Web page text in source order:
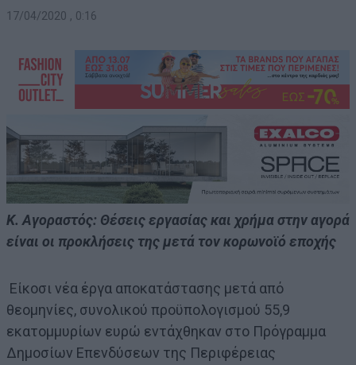
17/04/2020 , 0:16
Κ. Αγοραστός: Θέσεις εργασίας και χρήμα στην αγορά
είναι οι προκλήσεις της μετά τον κορωνοϊό εποχής
Είκοσι νέα έργα αποκατάστασης μετά από
θεομηνίες, συνολικού προϋπολογισμού 55,9
εκατομμυρίων ευρώ εντάχθηκαν στο Πρόγραμμα
Δημοσίων Επενδύσεων της Περιφέρειας